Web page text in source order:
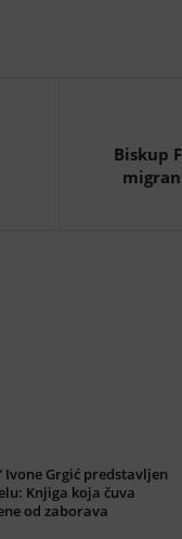
Biskup
Ivone Grgić predstavljen
Knjiga koja čuva
od zaborava